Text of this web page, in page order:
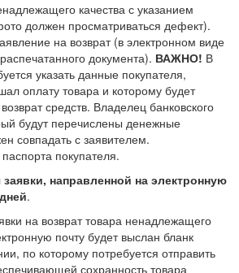
качества с указанием
должен просматриваться дефект).
на возврат (в электронном виде
документа). ВАЖНО! В
указать данные покупателя,
оплату товара и которому будет
средств. Владелец банковского
будут перечислены денежные
совпадать с заявителем.
покупателя.
направленной на электронную
.
на возврат товара ненадлежащего
почту будет выслан бланк
по которому потребуется отправить
сохранность товара